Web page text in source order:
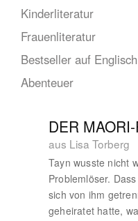
Kinderliteratur
Frauenliteratur
Bestseller auf Englisch
Abenteuer
DER
aus Lisa Torberg
Tayn wusste nicht
Problemlöser.
sich von ihm
geheiratet hatte,